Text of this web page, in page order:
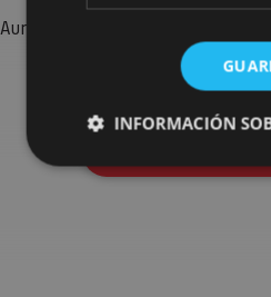
Aurkitu zure bidaia Nafarroan
jarduera antolatuak,
INFORMACIÓN